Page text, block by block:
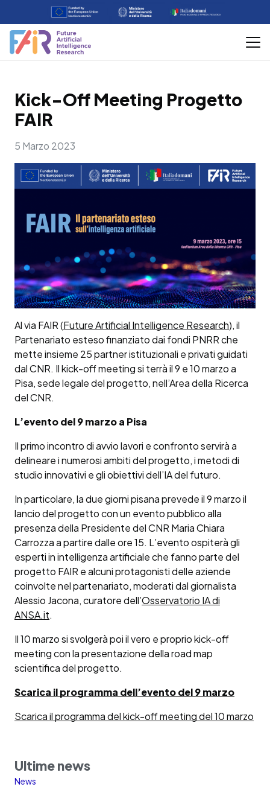
Kick-Off Meeting Progetto
FAIR
5 Marzo 2023
Al via FAIR (Future Artificial Intelligence Research), il
Partenariato esteso finanziato dai fondi PNRR che
mette insieme 25 partner istituzionali e privati guidati
dal CNR. Il kick-off meeting si terrà il 9 e 10 marzo a
Pisa, sede legale del progetto, nell’Area della Ricerca
del CNR.
L’evento del 9 marzo a Pisa
Il primo incontro di avvio lavori e confronto servirà a
delineare i numerosi ambiti del progetto, i metodi di
studio innovativi e gli obiettivi dell’IA del futuro.
In particolare, la due giorni pisana prevede il 9 marzo il
lancio del progetto con un evento pubblico alla
presenza della Presidente del CNR Maria Chiara
Carrozza a partire dalle ore 15. L’evento ospiterà gli
esperti in intelligenza artificiale che fanno parte del
progetto FAIR e alcuni protagonisti delle aziende
coinvolte nel partenariato, moderati dal giornalista
Alessio Jacona, curatore dell’Osservatorio IA di
ANSA.it.
Il 10 marzo si svolgerà poi il vero e proprio kick-off
meeting con la presentazione della road map
scientifica del progetto.
Scarica il programma dell’evento del 9 marzo
Scarica il programma del kick-off meeting del 10 marzo
Ultime news
News